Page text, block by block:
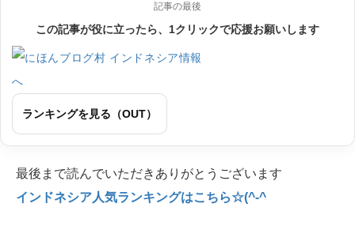
記事の最後
この記事が役に立ったら、1クリックで応援お願いします
ランキングを見る（OUT）
最後まで読んでいただきありがとうございます
インドネシア人気ランキングはこちら☆(^-^